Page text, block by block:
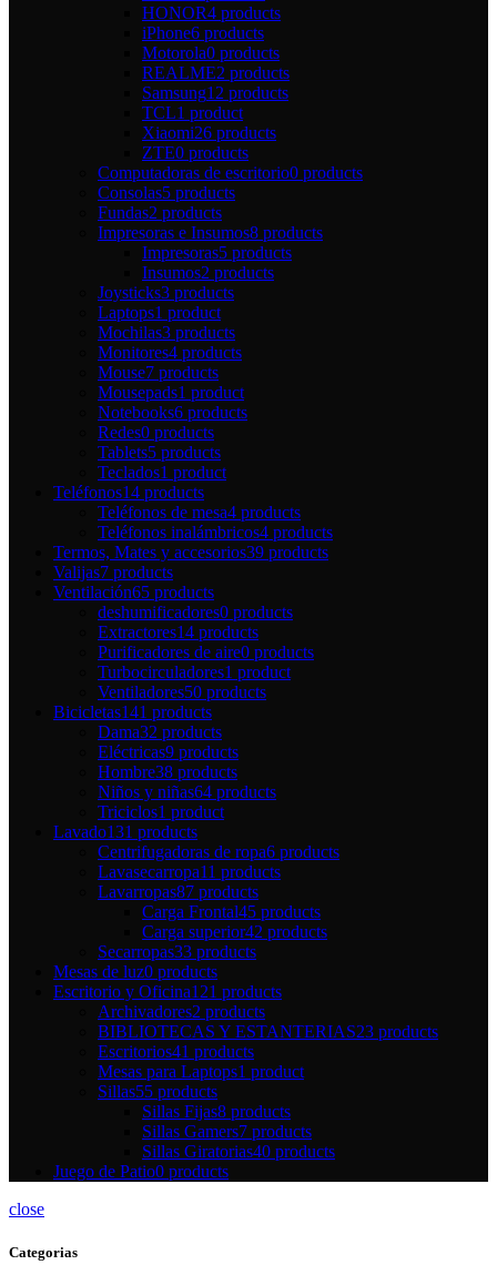
HONOR4 products
iPhone6 products
Motorola0 products
REALME2 products
Samsung12 products
TCL1 product
Xiaomi26 products
ZTE0 products
Computadoras de escritorio0 products
Consolas5 products
Fundas2 products
Impresoras e Insumos8 products
Impresoras5 products
Insumos2 products
Joysticks3 products
Laptops1 product
Mochilas3 products
Monitores4 products
Mouse7 products
Mousepads1 product
Notebooks6 products
Redes0 products
Tablets5 products
Teclados1 product
Teléfonos14 products
Teléfonos de mesa4 products
Teléfonos inalámbricos4 products
Termos, Mates y accesorios39 products
Valijas7 products
Ventilación65 products
deshumificadores0 products
Extractores14 products
Purificadores de aire0 products
Turbocirculadores1 product
Ventiladores50 products
Bicicletas141 products
Dama32 products
Eléctricas9 products
Hombre38 products
Niños y niñas64 products
Triciclos1 product
Lavado131 products
Centrifugadoras de ropa6 products
Lavasecarropa11 products
Lavarropas87 products
Carga Frontal45 products
Carga superior42 products
Secarropas33 products
Mesas de luz0 products
Escritorio y Oficina121 products
Archivadores2 products
BIBLIOTECAS Y ESTANTERIAS23 products
Escritorios41 products
Mesas para Laptops1 product
Sillas55 products
Sillas Fijas8 products
Sillas Gamers7 products
Sillas Giratorias40 products
Juego de Patio0 products
close
Categorias